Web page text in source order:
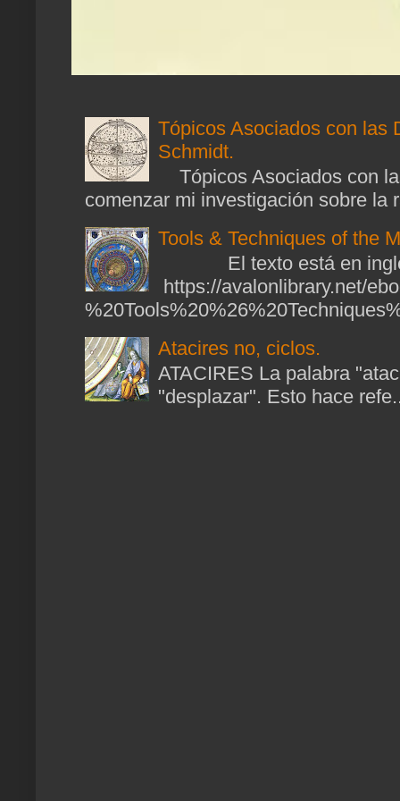
Tópicos Asociados con las
Schmidt.
Tópicos Asociados con
comenzar mi investigación sobre la
Tools & Techniques of the
El texto está en
https://avalonlibrary.net/
Atacires no, ciclos.
ATACIRES La palabra
"desplazar". Esto hace